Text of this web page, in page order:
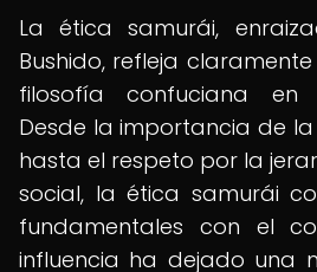
La ética samurái,
Bushido, refleja
filosofía confuciana en
Desde la importancia de
hasta el respeto por la
social, la ética samurái
fundamentales con el
influencia ha dejado una